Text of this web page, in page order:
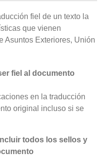
fiel de un texto la
que vienen
Asuntos Exteriores, Unión
fiel al documento
en la traducción
original incluso si se
todos los sellos y